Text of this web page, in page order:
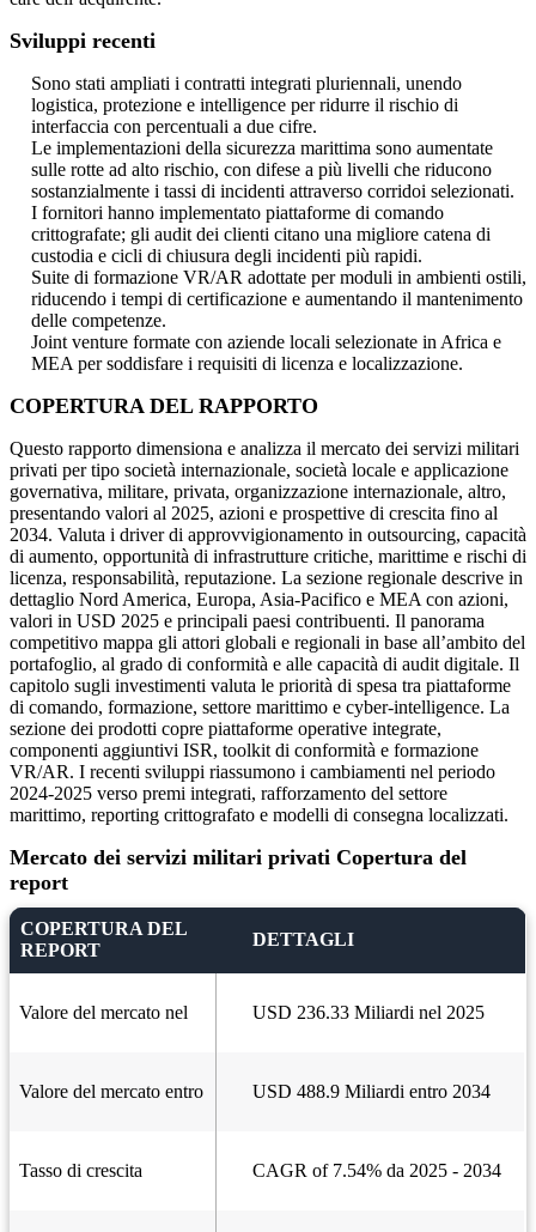
Sviluppi recenti
Sono stati ampliati i contratti integrati pluriennali, unendo
logistica, protezione e intelligence per ridurre il rischio di
interfaccia con percentuali a due cifre.
Le implementazioni della sicurezza marittima sono aumentate
sulle rotte ad alto rischio, con difese a più livelli che riducono
sostanzialmente i tassi di incidenti attraverso corridoi selezionati.
I fornitori hanno implementato piattaforme di comando
crittografate; gli audit dei clienti citano una migliore catena di
custodia e cicli di chiusura degli incidenti più rapidi.
Suite di formazione VR/AR adottate per moduli in ambienti ostili,
riducendo i tempi di certificazione e aumentando il mantenimento
delle competenze.
Joint venture formate con aziende locali selezionate in Africa e
MEA per soddisfare i requisiti di licenza e localizzazione.
COPERTURA DEL RAPPORTO
Questo rapporto dimensiona e analizza il mercato dei servizi militari
privati ​​per tipo società internazionale, società locale e applicazione
governativa, militare, privata, organizzazione internazionale, altro,
presentando valori al 2025, azioni e prospettive di crescita fino al
2034. Valuta i driver di approvvigionamento in outsourcing, capacità
di aumento, opportunità di infrastrutture critiche, marittime e rischi di
licenza, responsabilità, reputazione. La sezione regionale descrive in
dettaglio Nord America, Europa, Asia-Pacifico e MEA con azioni,
valori in USD 2025 e principali paesi contribuenti. Il panorama
competitivo mappa gli attori globali e regionali in base all’ambito del
portafoglio, al grado di conformità e alle capacità di audit digitale. Il
capitolo sugli investimenti valuta le priorità di spesa tra piattaforme
di comando, formazione, settore marittimo e cyber-intelligence. La
sezione dei prodotti copre piattaforme operative integrate,
componenti aggiuntivi ISR, toolkit di conformità e formazione
VR/AR. I recenti sviluppi riassumono i cambiamenti nel periodo
2024-2025 verso premi integrati, rafforzamento del settore
marittimo, reporting crittografato e modelli di consegna localizzati.
Mercato dei servizi militari privati Copertura del
report
COPERTURA DEL
REPORT
DETTAGLI
Valore del mercato nel USD 236.33 Miliardi nel 2025
Valore del mercato entro USD 488.9 Miliardi entro 2034
Tasso di crescita CAGR of 7.54% da 2025 - 2034